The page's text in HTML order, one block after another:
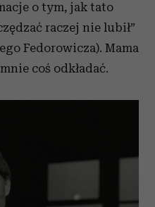
o tym, jak tato
raczej nie lubił”
Fedorowicza). Mama
coś odkładać.